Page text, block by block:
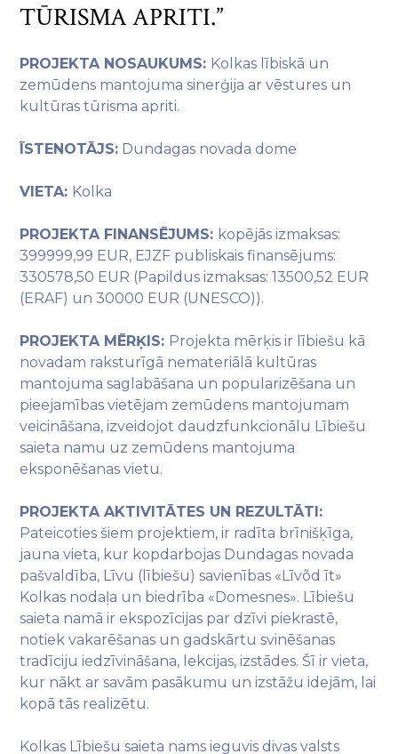
TŪRISMA APRITI.”
PROJEKTA NOSAUKUMS: Kolkas lībiskā un
zemūdens mantojuma sinerģija ar vēstures un
kultūras tūrisma apriti.
ĪSTENOTĀJS: Dundagas novada dome
VIETA: Kolka
PROJEKTA FINANSĒJUMS: kopējās izmaksas:
399999,99 EUR, EJZF publiskais finansējums:
330578,50 EUR (Papildus izmaksas: 13500,52 EUR
(ERAF) un 30000 EUR (UNESCO)).
PROJEKTA MĒRĶIS: Projekta mērķis ir lībiešu kā
novadam raksturīgā nemateriālā kultūras
mantojuma saglabāšana un popularizēšana un
pieejamības vietējam zemūdens mantojumam
veicināšana, izveidojot daudzfunkcionālu Lībiešu
saieta namu uz zemūdens mantojuma
eksponēšanas vietu.
PROJEKTA AKTIVITĀTES UN REZULTĀTI:
Pateicoties šiem projektiem, ir radīta brīnišķīga,
jauna vieta, kur kopdarbojas Dundagas novada
pašvaldība, Līvu (lībiešu) savienības «Līvõd īt»
Kolkas nodaļa un biedrība «Domesnes». Lībiešu
saieta namā ir ekspozīcijas par dzīvi piekrastē,
notiek vakarēšanas un gadskārtu svinēšanas
tradīciju iedzīvināšana, lekcijas, izstādes. Šī ir vieta,
kur nākt ar savām pasākumu un izstāžu idejām, lai
kopā tās realizētu.
Kolkas Lībiešu saieta nams ieguvis divas valsts